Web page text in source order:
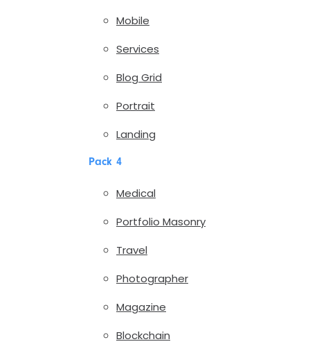
Mobile
Services
Blog Grid
Portrait
Landing
Pack 4
Medical
Portfolio Masonry
Travel
Photographer
Magazine
Blockchain